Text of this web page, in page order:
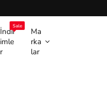
İndir
imle
r
Sale
Ma
rka
lar